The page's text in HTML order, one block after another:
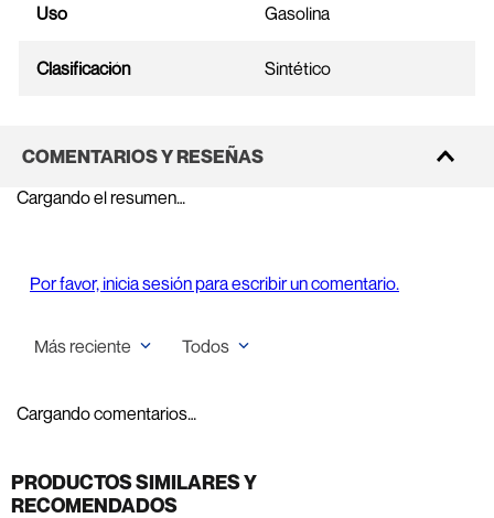
Uso Gasolina
Clasificación Sintético
COMENTARIOS Y RESEÑAS
Cargando el resumen…
Por favor, inicia sesión para escribir un comentario.
Más reciente Todos
Cargando comentarios…
PRODUCTOS SIMILARES Y
RECOMENDADOS